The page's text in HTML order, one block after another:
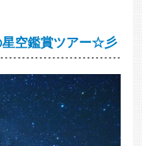
星空鑑賞ツアー☆彡